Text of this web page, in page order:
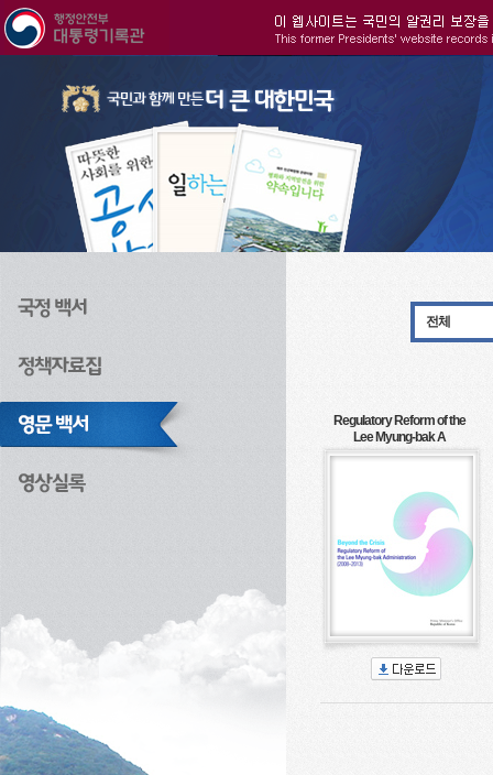
전체
Regulatory Reform of the
Lee Myung-bak A